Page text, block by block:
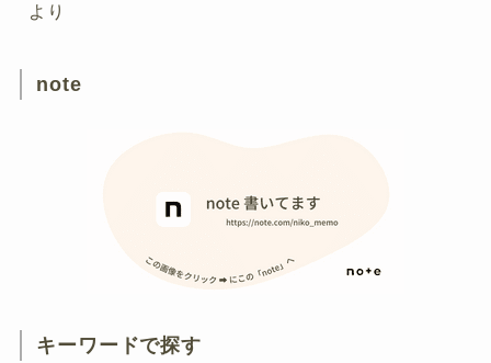
より
note
キーワードで探す